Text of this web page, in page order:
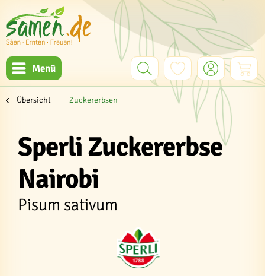
Menü
Übersicht Zuckererbsen
Sperli Zuckererbse
Nairobi
Pisum sativum